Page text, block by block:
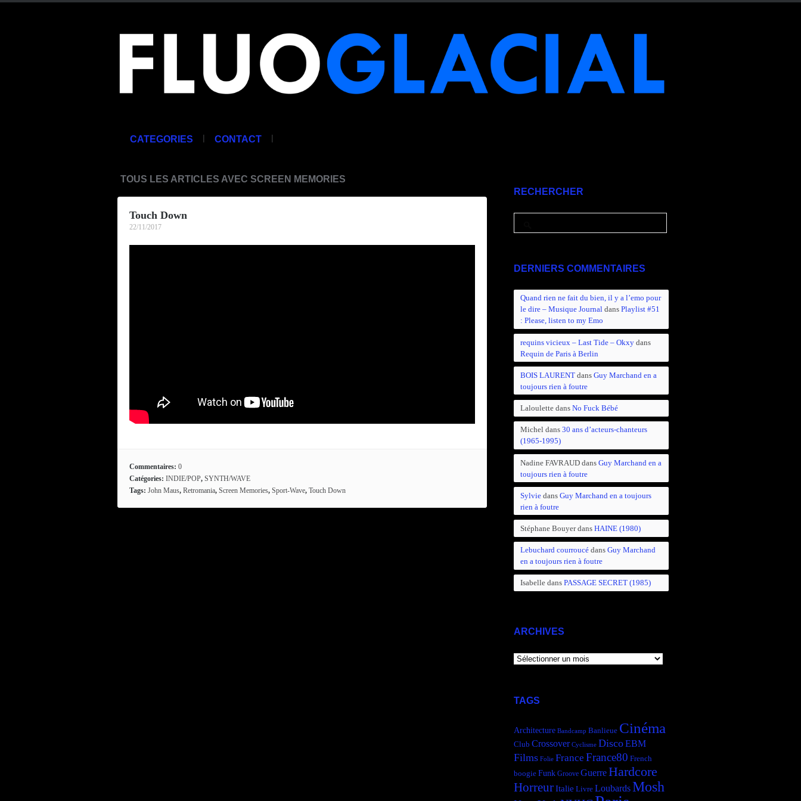
CATEGORIES | CONTACT |
TOUS LES ARTICLES AVEC SCREEN MEMORIES
Touch Down
22/11/2017
Commentaires: 0
Catégories: INDIE/POP, SYNTH/WAVE
Tags: John Maus, Retromania, Screen Memories, Sport-Wave, Touch Down
RECHERCHER
DERNIERS COMMENTAIRES
Quand rien ne fait du bien, il y a l’emo pour
le dire – Musique Journaldans Playlist #51
: Please, listen to my Emo
requins vicieux – Last Tide – Okxydans
Requin de Paris à Berlin
BOIS LAURENTdans Guy Marchand en a
toujours rien à foutre
Laloulettedans No Fuck Bébé
Micheldans 30 ans d’acteurs-chanteurs
(1965-1995)
Nadine FAVRAUDdans Guy Marchand en a
toujours rien à foutre
Sylviedans Guy Marchand en a toujours
rien à foutre
Stéphane Bouyerdans HAINE (1980)
Lebuchard courroucédans Guy Marchand
en a toujours rien à foutre
Isabelledans PASSAGE SECRET (1985)
ARCHIVES
ARCHIVES
TAGS
Architecture Bandcamp Banlieue Cinéma
Club Crossover Cyclisme DiscoEBM
Films Folie France France80 French
boogie Funk Groove GuerreHardcore
HorreurItalie Livre LoubardsMosh